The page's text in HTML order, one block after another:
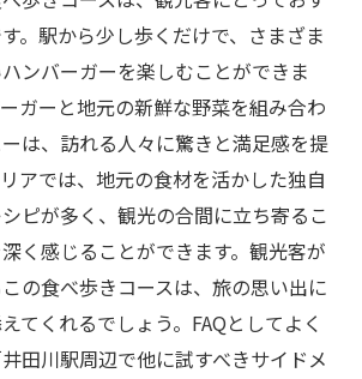
。駅から少し歩くだけで、さまざま
ンバーガーを楽しむことができま
ガーと地元の新鮮な野菜を組み合わ
は、訪れる人々に驚きと満足感を提
アでは、地元の食材を活かした独自
ピが多く、観光の合間に立ち寄るこ
く感じることができます。観光客が
の食べ歩きコースは、旅の思い出に
てくれるでしょう。FAQとしてよく
田川駅周辺で他に試すべきサイドメ